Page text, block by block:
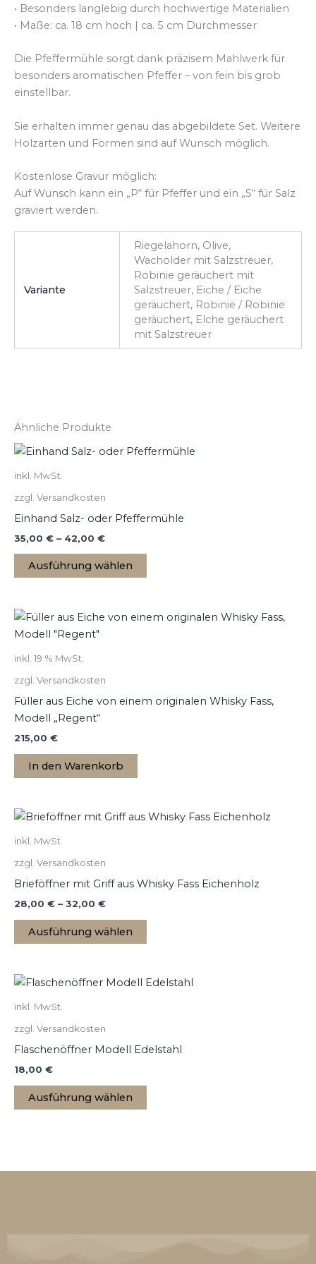
• Besonders langlebig durch hochwertige Materialien
• Maße: ca. 18 cm hoch | ca. 5 cm Durchmesser
Die Pfeffermühle sorgt dank präzisem Mahlwerk für
besonders aromatischen Pfeffer – von fein bis grob
einstellbar.
Sie erhalten immer genau das abgebildete Set. Weitere
Holzarten und Formen sind auf Wunsch möglich.
Kostenlose Gravur möglich:
Auf Wunsch kann ein „P“ für Pfeffer und ein „S“ für Salz
graviert werden.
Variante
Riegelahorn, Olive,
Wacholder mit Salzstreuer,
Robinie geräuchert mit
Salzstreuer, Eiche / Eiche
geräuchert, Robinie / Robinie
geräuchert, Elche geräuchert
mit Salzstreuer
Ähnliche Produkte
inkl. MwSt.
zzgl. Versandkosten
Einhand Salz- oder Pfeffermühle
35,00 € – 42,00 €
Ausführung wählen
inkl. 19 % MwSt.
zzgl. Versandkosten
Füller aus Eiche von einem originalen Whisky Fass,
Modell „Regent“
215,00 €
In den Warenkorb
inkl. MwSt.
zzgl. Versandkosten
Brieföffner mit Griff aus Whisky Fass Eichenholz
28,00 € – 32,00 €
Ausführung wählen
inkl. MwSt.
zzgl. Versandkosten
Flaschenöffner Modell Edelstahl
18,00 €
Ausführung wählen